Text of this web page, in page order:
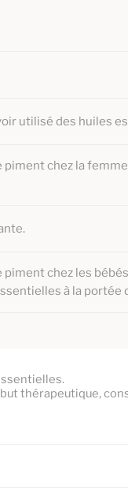
utilisé des huiles
chez la
chez les
à la portée
thérapeutique,